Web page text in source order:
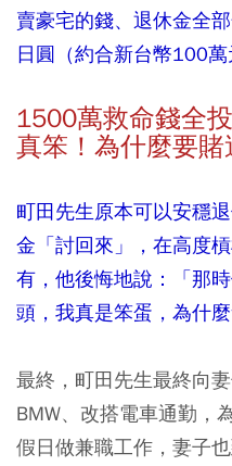
賣豪宅的錢、退休金全
日圓（約合新台幣100萬
1500萬救命錢全
真笨！為什麼要賭
町田先生原本可以安穩
金「討回來」，在高度
有，他後悔地說：「那
頭，我真是笨蛋，為什
最終，町田先生最終向
BMW、改搭電車通勤，
假日做兼職工作，妻子